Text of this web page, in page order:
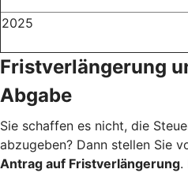
2025
Fristverlängerung
Abgabe
Sie schaffen es nicht, die
abzugeben? Dann stellen Sie
Antrag auf Fristverlängerung.